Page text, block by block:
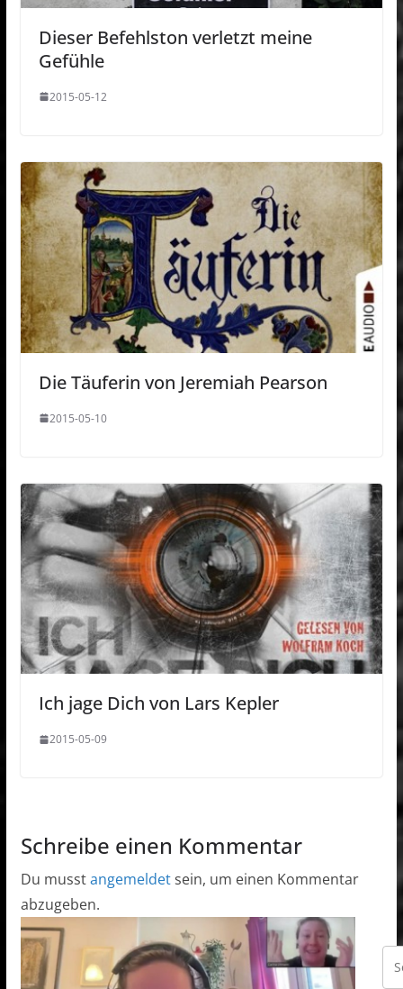
Dieser Befehlston verletzt meine
Gefühle
2015-05-12
Die Täuferin von Jeremiah Pearson
2015-05-10
Ich jage Dich von Lars Kepler
2015-05-09
Schreibe einen Kommentar
Du musstangemeldetsein, um einen Kommentar
abzugeben.